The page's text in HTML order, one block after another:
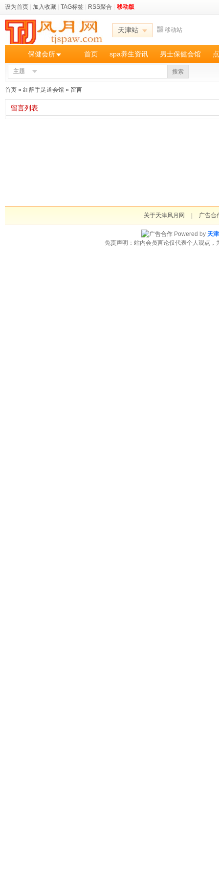
设为首页 加入收藏 TAG标签 RSS聚合 移动版
天津站 移动站
保健会所 首页 spa养生资讯 男士保健会馆
主题 搜索
首页 » 红酥手足道会馆 » 留言
留言列表
关于天津风月网 广告合
Powered by 天
免责声明：站内会员言论仅代表个人观点